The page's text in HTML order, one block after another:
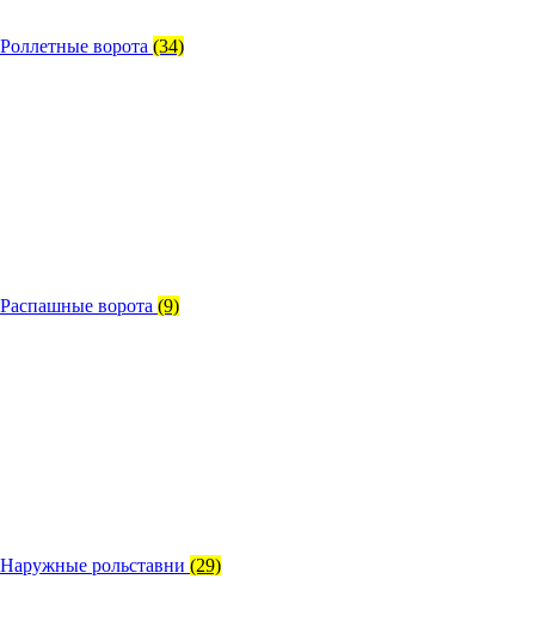
Роллетные ворота (34)
Распашные ворота (9)
Наружные рольставни (29)